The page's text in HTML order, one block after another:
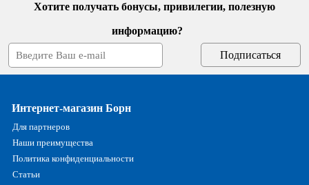
Хотите получать бонусы, привилегии, полезную
информацию?
Интернет-магазин Борн
Для партнеров
Наши преимущества
Политика конфиденциальности
Статьи